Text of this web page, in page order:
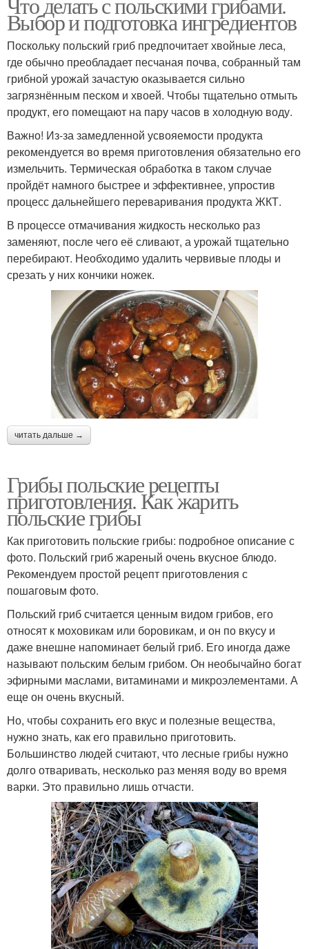
Выбор и подготовка ингредиентов
Поскольку польский гриб предпочитает хвойные леса,
где обычно преобладает песчаная почва, собранный там
грибной урожай зачастую оказывается сильно
загрязнённым песком и хвоей. Чтобы тщательно отмыть
продукт, его помещают на пару часов в холодную воду.
Важно! Из-за замедленной усвояемости продукта
рекомендуется во время приготовления обязательно его
измельчить. Термическая обработка в таком случае
пройдёт намного быстрее и эффективнее, упростив
процесс дальнейшего переваривания продукта ЖКТ.
В процессе отмачивания жидкость несколько раз
заменяют, после чего её сливают, а урожай тщательно
перебирают. Необходимо удалить червивые плоды и
срезать у них кончики ножек.
читать дальше →
Грибы польские рецепты
приготовления. Как жарить
польские грибы
Как приготовить польские грибы: подробное описание с
фото. Польский гриб жареный очень вкусное блюдо.
Рекомендуем простой рецепт приготовления с
пошаговым фото.
Польский гриб считается ценным видом грибов, его
относят к моховикам или боровикам, и он по вкусу и
даже внешне напоминает белый гриб. Его иногда даже
называют польским белым грибом. Он необычайно богат
эфирными маслами, витаминами и микроэлементами. А
еще он очень вкусный.
Но, чтобы сохранить его вкус и полезные вещества,
нужно знать, как его правильно приготовить.
Большинство людей считают, что лесные грибы нужно
долго отваривать, несколько раз меняя воду во время
варки. Это правильно лишь отчасти.